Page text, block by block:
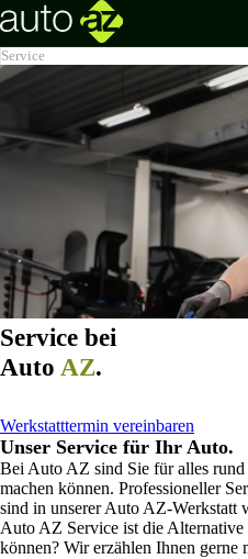
Was können wir für
Werkstatttermin
Wartung
Was können wir für
Finanzen
Flottenmanagement
Seit 1988 ein
Zweigstellen
Offene Stellen
Service
Service bei
Auto AZ.
Werkstatttermin vereinbaren
Unser Service für Ihr Auto.
Bei Auto AZ sind Sie für alles rund
machen können. Professioneller
sind in unserer Auto AZ-Werkstatt
Auto AZ Service ist die
können? Wir erzählen Ihnen gerne